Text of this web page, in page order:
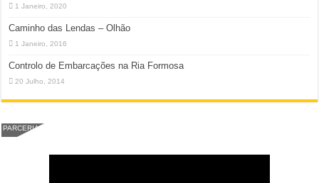
1 Janeiro, 2020
Caminho das Lendas – Olhão
1 Janeiro, 2016
Controlo de Embarcações na Ria Formosa
20 Julho, 2014
PARCERIA